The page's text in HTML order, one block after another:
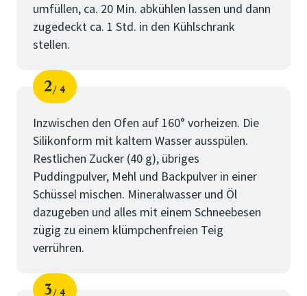
umfüllen, ca. 20 Min. abkühlen lassen und dann
zugedeckt ca. 1 Std. in den Kühlschrank
stellen.
Schritt
2
von
4
Inzwischen den Ofen auf 160° vorheizen. Die
Silikonform mit kaltem Wasser ausspülen.
Restlichen Zucker (40 g), übriges
Puddingpulver, Mehl und Backpulver in einer
Schüssel mischen. Mineralwasser und Öl
dazugeben und alles mit einem Schneebesen
zügig zu einem klümpchenfreien Teig
verrühren.
3 4